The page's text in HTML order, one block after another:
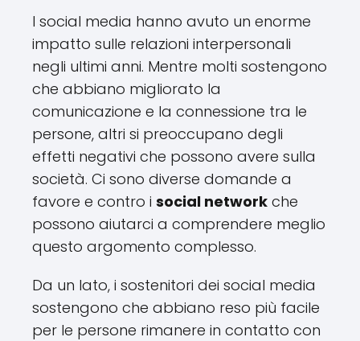
I social media hanno avuto un enorme
impatto sulle relazioni interpersonali
negli ultimi anni. Mentre molti sostengono
che abbiano migliorato la
comunicazione e la connessione tra le
persone, altri si preoccupano degli
effetti negativi che possono avere sulla
società. Ci sono diverse domande a
favore e contro i social network che
possono aiutarci a comprendere meglio
questo argomento complesso.
Da un lato, i sostenitori dei social media
sostengono che abbiano reso più facile
per le persone rimanere in contatto con